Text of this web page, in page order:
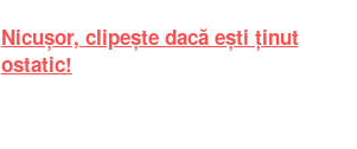
Nicușor, clipește dacă ești ținut
ostatic!